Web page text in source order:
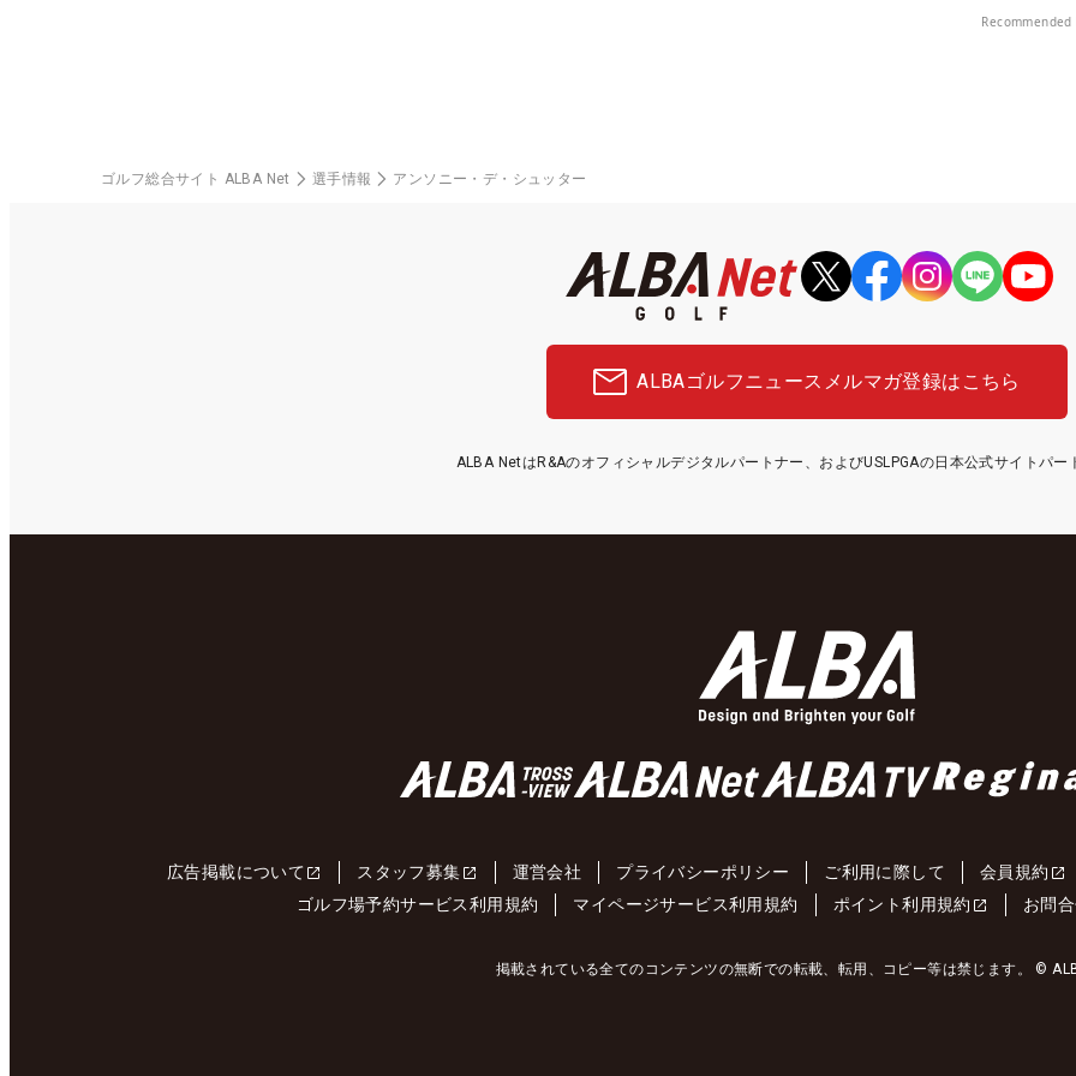
Recommended
ゴルフ総合サイト ALBA Net 選手情報 アンソニー・デ・シュッター
ALBAゴルフニュース メルマガ登録はこちら
ALBA NetはR&Aのオフィシャルデジタルパートナー、およびUSLPGAの日本公式サイトパー
広告掲載について スタッフ募集 運営会社 プライバシーポリシー ご利用に際して 会員規約
ゴルフ場予約サービス利用規約
マイページサービス利用規約 ポイント利用規約 お問
掲載されている全てのコンテンツの無断での転載、転用、コピー等は禁じます。 ©